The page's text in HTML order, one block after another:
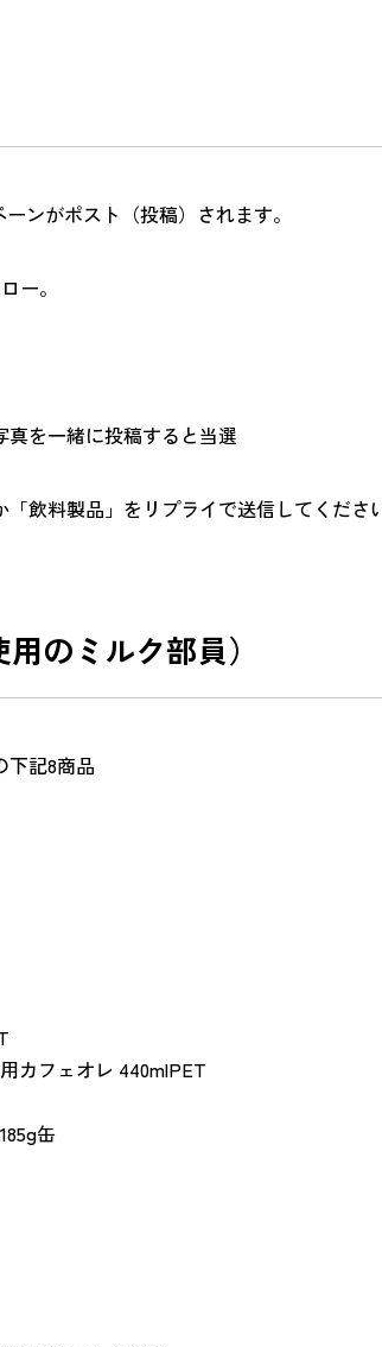
ンがポスト（投稿）されます。
ー。
を一緒に投稿すると当選
飲料製品」をリプライで送信してくださ
のミルク部員）
下記8商品
カフェオレ 440mlPET
缶